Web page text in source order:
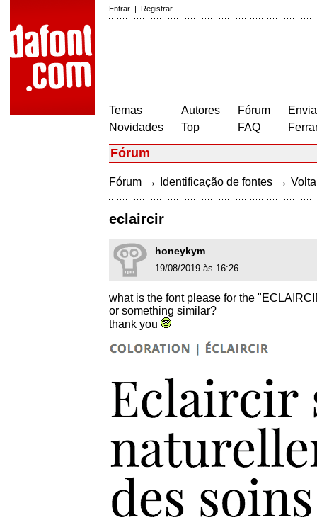
Entrar | Registrar
Temas
Novidades
Autores
Top
Fórum
FAQ
Fórum
Fórum → Identificação de fontes →
eclaircir
honeykym
19/08/2019 às 16:26
what is the font please for the
or something similar?
thank you